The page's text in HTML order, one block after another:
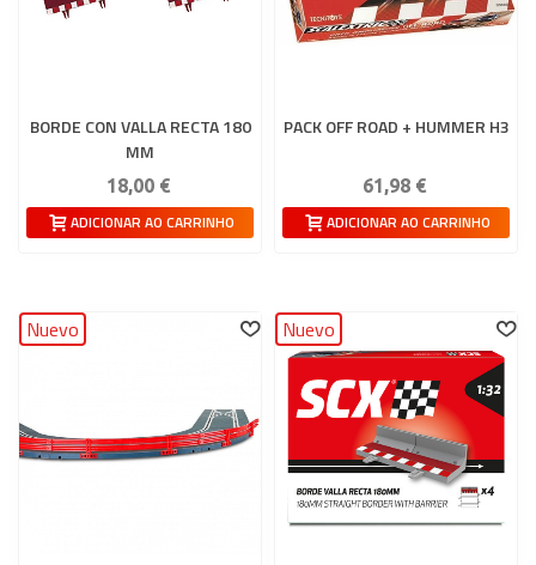
BORDE CON VALLA RECTA 180
MM
18,00 €
ADICIONAR AO CARRINHO
PACK OFF ROAD + HUMMER H3
61,98 €
ADICIONAR AO CARRINHO
Nuevo Nuevo